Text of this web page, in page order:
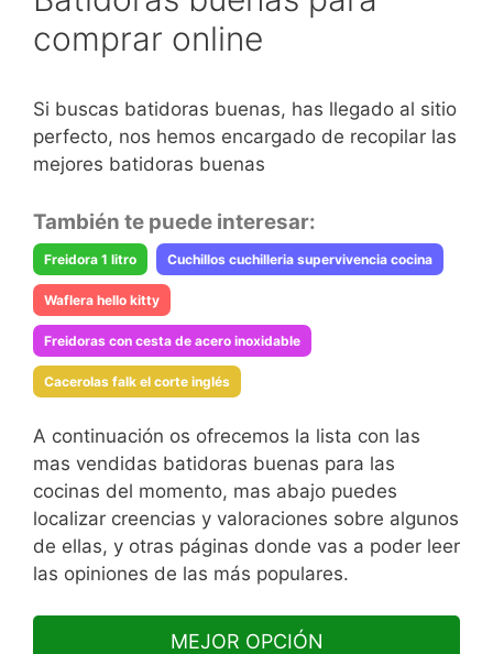
comprar online
Si buscas batidoras buenas, has llegado al sitio
perfecto, nos hemos encargado de recopilar las
mejores batidoras buenas
También te puede interesar:
Freidora 1 litro Cuchillos cuchilleria supervivencia cocina
Waflera hello kitty
Freidoras con cesta de acero inoxidable
Cacerolas falk el corte inglés
A continuación os ofrecemos la lista con las
mas vendidas batidoras buenas para las
cocinas del momento, mas abajo puedes
localizar creencias y valoraciones sobre algunos
de ellas, y otras páginas donde vas a poder leer
las opiniones de las más populares.
MEJOR OPCIÓN